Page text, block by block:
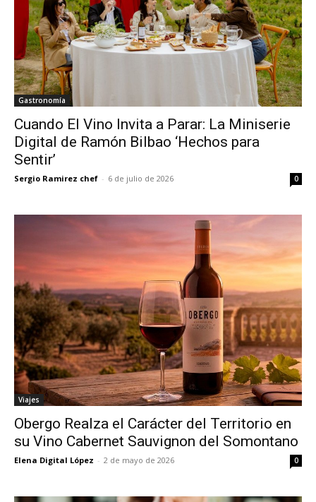
Gastronomía
Cuando El Vino Invita a Parar: La Miniserie
Digital de Ramón Bilbao ‘Hechos para
Sentir’
Sergio Ramirez chef - 6 de julio de 2026 0
Viajes
Obergo Realza el Carácter del Territorio en
su Vino Cabernet Sauvignon del Somontano
Elena Digital López - 2 de mayo de 2026 0